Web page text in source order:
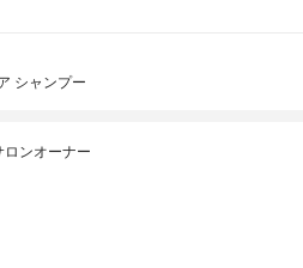
シャンプー
ンオーナー